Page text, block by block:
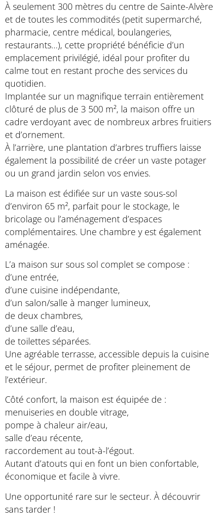
À seulement 300 mètres du centre de Sainte-Alvère
et de toutes les commodités (petit supermarché,
pharmacie, centre médical, boulangeries,
restaurants…), cette propriété bénéficie d’un
emplacement privilégié, idéal pour profiter du
calme tout en restant proche des services du
quotidien.
Implantée sur un magnifique terrain entièrement
clôturé de plus de 3 500 m², la maison offre un
cadre verdoyant avec de nombreux arbres fruitiers
et d’ornement.
À l’arrière, une plantation d’arbres truffiers laisse
également la possibilité de créer un vaste potager
ou un grand jardin selon vos envies.
La maison est édifiée sur un vaste sous-sol
d’environ 65 m², parfait pour le stockage, le
bricolage ou l’aménagement d’espaces
complémentaires. Une chambre y est également
aménagée.
L’a maison sur sous sol complet se compose :
d’une entrée,
d’une cuisine indépendante,
d’un salon/salle à manger lumineux,
de deux chambres,
d’une salle d’eau,
de toilettes séparées.
Une agréable terrasse, accessible depuis la cuisine
et le séjour, permet de profiter pleinement de
l’extérieur.
Côté confort, la maison est équipée de :
menuiseries en double vitrage,
pompe à chaleur air/eau,
salle d’eau récente,
raccordement au tout-à-l’égout.
Autant d’atouts qui en font un bien confortable,
économique et facile à vivre.
Une opportunité rare sur le secteur. À découvrir
sans tarder !